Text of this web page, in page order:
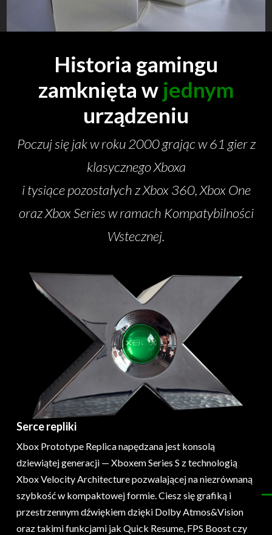
Historia gamingu
zamknięta w jednym
urządzeniu
Poczuj się jak w roku 2000 grając w 61 gier z
klasycznego Xboxa
i tysiące pozostałych z Xbox 360, Xbox One
oraz Xbox Series w ramach Kompatybilności
Wstecznej.
Serce repliki
Xbox Prototype Replica napędzana jest konsolą
dziewiątej generacji — Xboxem Series S z technologią
Xbox Velocity Architecture pozwalającej na niezrównaną
szybkość w kompaktowej formie. Ciesz się grafiką i
przestrzennym dźwiękiem dzięki Dolby Atmos&Vision
oraz takimi funkcjami jak Quick Resume, FPS Boost czy